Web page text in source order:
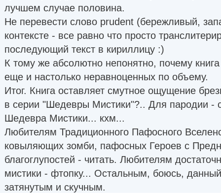
лучшем случае половина.
Не перевести слово prudent (бережливый,
контексте - все равно что просто
последующий текст в кириллицу :)
К тому же абсолютно непонятно, почему
еще и настолько неравноценных по объему.
Итог. Книга оставляет смутное ощущение
в серии "Шедевры Мистики"?.. Для пародии -
Шедевра Мистики... кхм...
Любителям Традиционного Пафосного
ковыляющих зомби, пафосных Героев с
благоглупостей - читать. Любителям
мистики - фтопку... Остальным, боюсь,
затянутым и скучным.